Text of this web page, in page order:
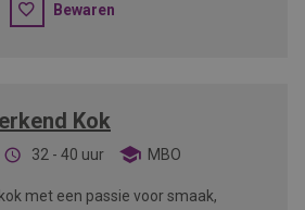
Bewaren
Kok
32 - 40 uur MBO
met een passie voor smaak,